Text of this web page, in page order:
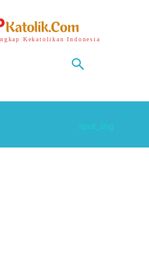
Kekatolikan Indonesia